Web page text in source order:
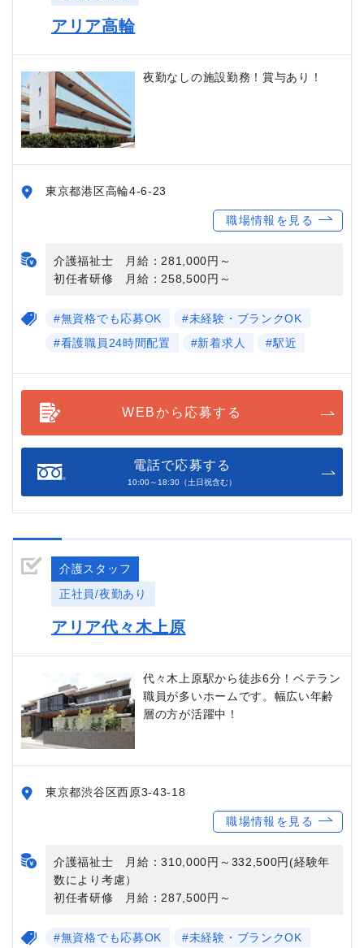
アリア高輪
夜勤なしの施設勤務！賞与あり！
東京都港区高輪4-6-23
職場情報を見る
介護福祉士 月給：281,000円～
初任者研修 月給：258,500円～
#無資格でも応募OK
#未経験・ブランクOK
#看護職員24時間配置
#新着求人 #駅近
WEBから応募する
電話で応募する
10:00～18:30（土日祝含む）
介護スタッフ
正社員/夜勤あり
アリア代々木上原
代々木上原駅から徒歩6分！ベテラン
職員が多いホームです。幅広い年齢
層の方が活躍中！
東京都渋谷区西原3-43-18
職場情報を見る
介護福祉士 月給：310,000円～332,500円(経験年
数により考慮）
初任者研修 月給：287,500円～
#無資格でも応募OK
#未経験・ブランクOK